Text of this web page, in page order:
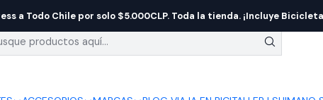
a Todo Chile por solo $5.000CLP. Toda la tienda. ¡Incluye